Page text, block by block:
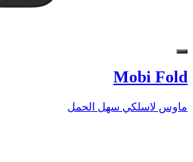
Mobi Fold
ماوس لاسلكي سهل الحمل